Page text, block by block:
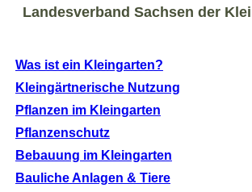
Landesverband Sachsen der
Was ist ein Kleingarten?
Kleingärtnerische Nutzung
Pflanzen im Kleingarten
Pflanzenschutz
Bebauung im Kleingarten
Bauliche Anlagen & Tiere